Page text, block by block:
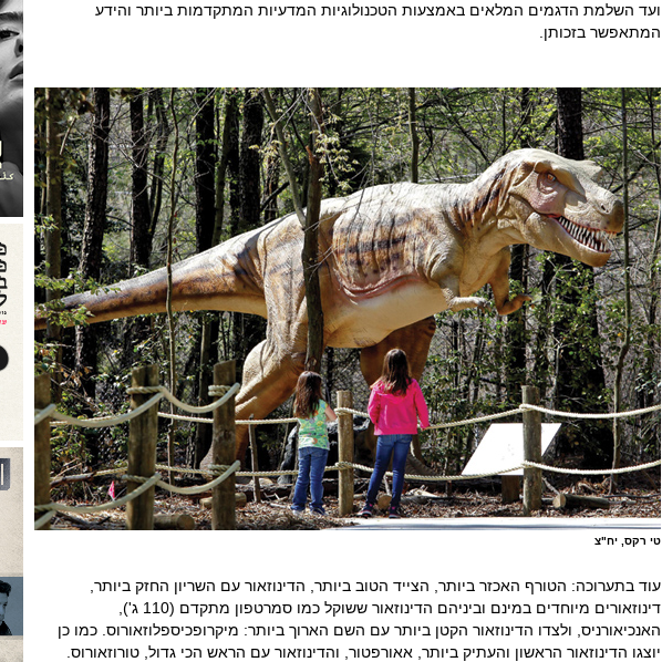
ועד השלמת הדגמים המלאים באמצעות הטכנולוגיות המדעיות המתקדמות ביותר והידע
המתאפשר בזכותן.
טי רקס, יח"צ
עוד בתערוכה: הטורף האכזר ביותר, הצייד הטוב ביותר, הדינוזאור עם השריון החזק ביותר,
דינוזאורים מיוחדים במינם וביניהם הדינוזאור ששוקל כמו סמרטפון מתקדם (110 ג'),
האנכיאורניס, ולצדו הדינוזאור הקטן ביותר עם השם הארוך ביותר: מיקרופכיספלוזאורוס. כמו כן
יוצגו הדינוזאור הראשון והעתיק ביותר, אאורפטור, והדינוזאור עם הראש הכי גדול, טורוזאורוס.